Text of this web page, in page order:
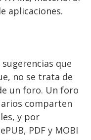
aplicaciones.
que
no se trata de
un foro. Un foro
comparten
y por
PDF y MOBI